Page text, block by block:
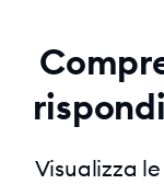
Visualizza